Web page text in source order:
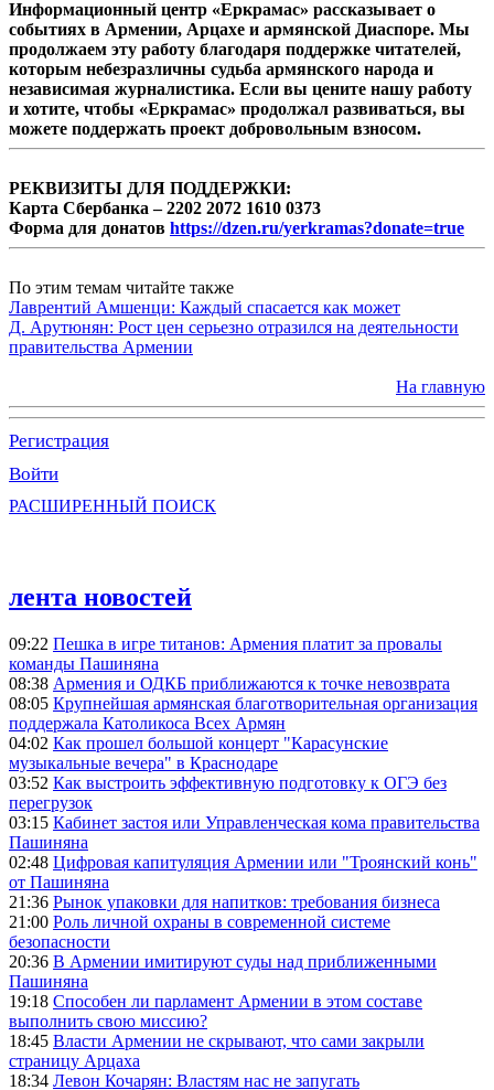
Информационный центр «Еркрамас» рассказывает о
событиях в Армении, Арцахе и армянской Диаспоре. Мы
продолжаем эту работу благодаря поддержке читателей,
которым небезразличны судьба армянского народа и
независимая журналистика. Если вы цените нашу работу
и хотите, чтобы «Еркрамас» продолжал развиваться, вы
можете поддержать проект добровольным взносом.
РЕКВИЗИТЫ ДЛЯ ПОДДЕРЖКИ:
Карта Сбербанка – 2202 2072 1610 0373
Форма для донатов https://dzen.ru/yerkramas?donate=true
По этим темам читайте также
Лаврентий Амшенци: Каждый спасается как может
Д. Арутюнян: Рост цен серьезно отразился на деятельности
правительства Армении
На главную
Регистрация
Войти
РАСШИРЕННЫЙ ПОИСК
лента новостей
09:22 Пешка в игре титанов: Армения платит за провалы
команды Пашиняна
08:38 Армения и ОДКБ приближаются к точке невозврата
08:05 Крупнейшая армянская благотворительная организация
поддержала Католикоса Всех Армян
04:02 Как прошел большой концерт "Карасунские
музыкальные вечера" в Краснодаре
03:52 Как выстроить эффективную подготовку к ОГЭ без
перегрузок
03:15 Кабинет застоя или Управленческая кома правительства
Пашиняна
02:48 Цифровая капитуляция Армении или "Троянский конь"
от Пашиняна
21:36 Рынок упаковки для напитков: требования бизнеса
21:00 Роль личной охраны в современной системе
безопасности
20:36 В Армении имитируют суды над приближенными
Пашиняна
19:18 Способен ли парламент Армении в этом составе
выполнить свою миссию?
18:45 Власти Армении не скрывают, что сами закрыли
страницу Арцаха
18:34 Левон Кочарян: Властям нас не запугать